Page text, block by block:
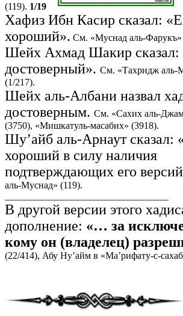
(119). 1/19
Хафиз Ибн Касир сказал:
хороший». См. «Муснад аль-Фарукъ»
Шейх Ахмад Шакир сказал:
достоверный». См. «Тахридж аль-
(1/217).
Шейх аль-Албани назвал
достоверным. См. «Сахих аль-
(3750), «Мишкатуль-масабих» (3918).
Шу’айб аль-Арнаут сказал:
хороший в силу наличия
подтверждающих его
аль-Муснад» (119).
В другой версии этого
дополнение: «… за
кому он (владелец)
(22/414), Абу Ну’айм в «Ма’рифату-с-